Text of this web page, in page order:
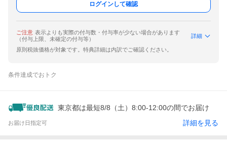
ログインして確認
ご注意 表示よりも実際の付与数・付与率が少ない場合があります
（付与上限、未確定の付与等）
詳細
原則税抜価格が対象です。特典詳細は内訳でご確認ください。
条件達成でおトク
東京都は最短8/8（土）8:00-12:00の間でお届け
お届け日指定可 詳細を見る